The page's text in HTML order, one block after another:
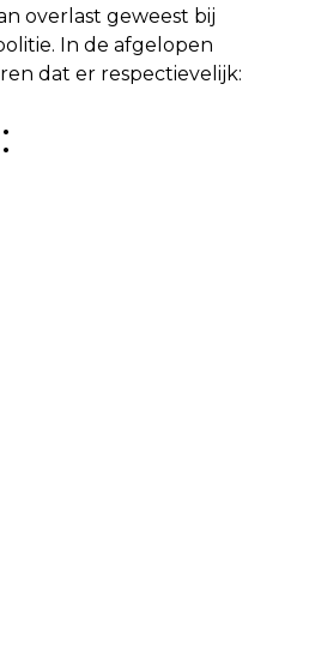
overlast geweest bij
In de afgelopen
dat er respectievelijk: